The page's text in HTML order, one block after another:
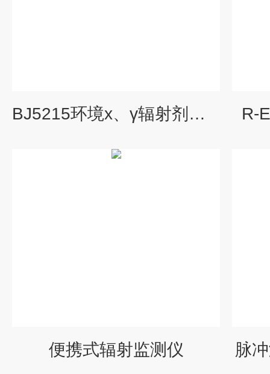
BJ5215环境x、γ辐射剂量仪 R-
便携式辐射监测仪 脉